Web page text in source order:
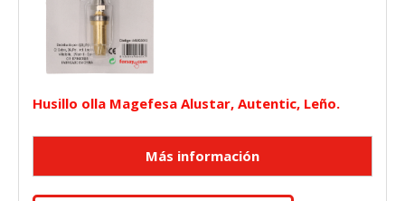
Husillo olla Magefesa Alustar, Autentic, Leño.